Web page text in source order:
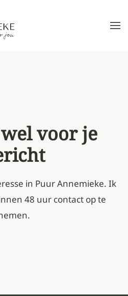
voor je
in PuurAnnemieke. Ik
48 uur contact op te